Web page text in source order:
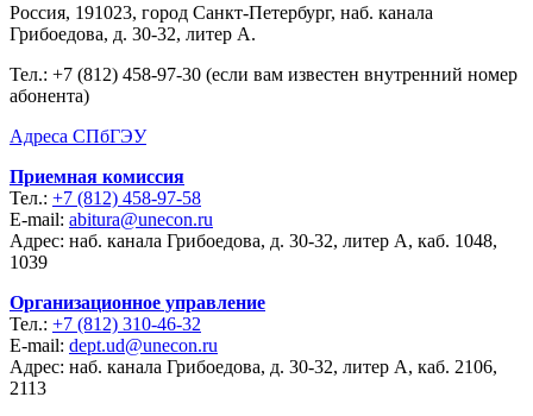
Россия, 191023, город Санкт-Петербург, наб. канала
Грибоедова, д. 30-32, литер А.
Тел.: +7 (812) 458-97-30 (если вам известен внутренний номер
абонента)
Адреса СПбГЭУ
Приемная комиссия
Тел.: +7 (812) 458-97-58
E-mail: abitura@unecon.ru
Адрес: наб. канала Грибоедова, д. 30-32, литер А, каб. 1048,
1039
Организационное управление
Тел.: +7 (812) 310-46-32
E-mail: dept.ud@unecon.ru
Адрес: наб. канала Грибоедова, д. 30-32, литер А, каб. 2106,
2113